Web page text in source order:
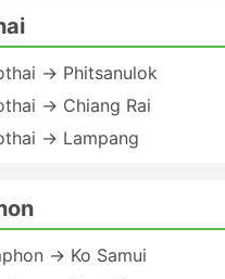
→ Phitsanulok
→ Chiang Rai
→ Lampang
→ Ko Samui